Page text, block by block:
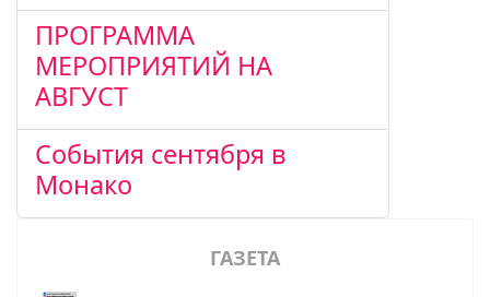
ПРОГРАММА
МЕРОПРИЯТИЙ НА
АВГУСТ
События сентября в
Монако
ГАЗЕТА